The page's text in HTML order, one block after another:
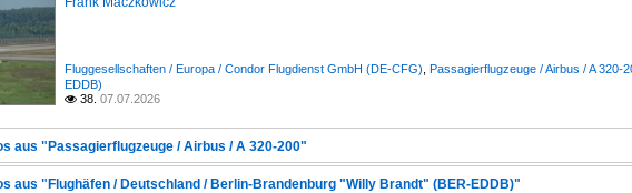
Fluggesellschaften / Europa / Condor Flugdienst GmbH (DE-CFG) Passagierflugzeuge / Airbus / A 320-
EDDB)
 38. 07.07.2026
aus "Passagierflugzeuge / Airbus / A 320-200"
aus "Flughäfen / Deutschland / Berlin-Brandenburg "Willy Brandt" (BER-EDDB)"